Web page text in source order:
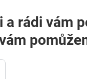
rádi vám